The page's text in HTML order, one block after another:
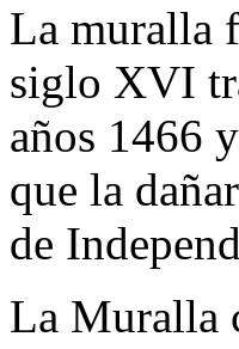
La muralla
siglo XVI
años 1466
que la
de
La Muralla